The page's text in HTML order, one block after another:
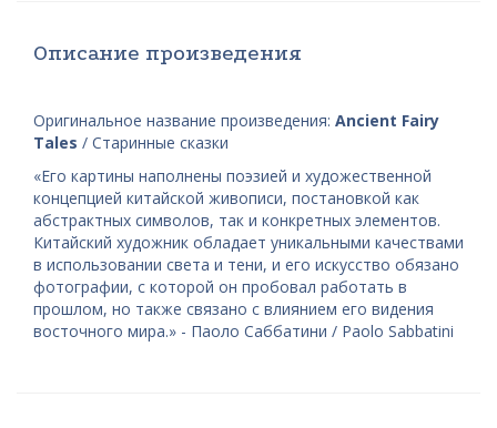
Описание произведения
Оригинальное название произведения: Ancient Fairy
Tales / Старинные сказки
«Его картины наполнены поэзией и художественной
концепцией китайской живописи, постановкой как
абстрактных символов, так и конкретных элементов.
Китайский художник обладает уникальными качествами
в использовании света и тени, и его искусство обязано
фотографии, с которой он пробовал работать в
прошлом, но также связано с влиянием его видения
восточного мира.» - Паоло Саббатини / Paolo Sabbatini